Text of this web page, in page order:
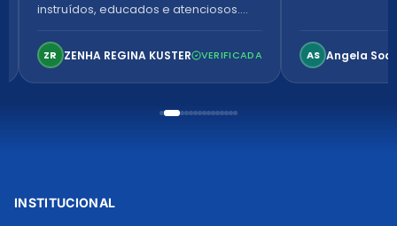
instruídos, educados e atenciosos.
confortável. Perfeito!
ZR ZENHA REGINA KUSTER VERIFICADA AS Angela
INSTITUCIONAL